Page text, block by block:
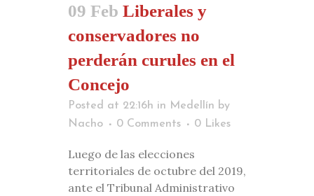
09 Feb Liberales y
conservadores no
perderán curules en el
Concejo
Posted at 22:16h in Medellín by
Nacho
0 Comments 0 Likes
Luego de las elecciones
territoriales de octubre del 2019,
ante el Tribunal Administrativo